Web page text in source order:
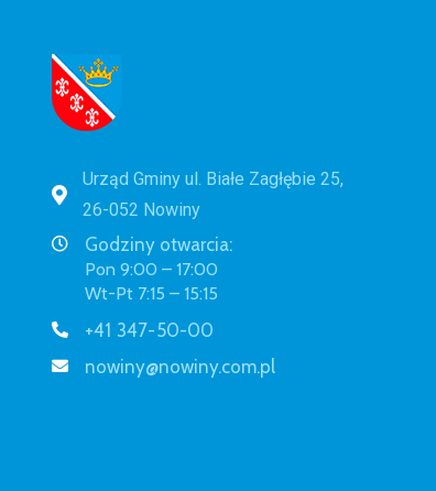
Urząd Gminy ul. Białe Zagłębie 25,
26-052 Nowiny
Godziny otwarcia:
Pon 9:00 – 17:00
Wt-Pt 7:15 – 15:15
+41 347-50-00
nowiny@nowiny.com.pl